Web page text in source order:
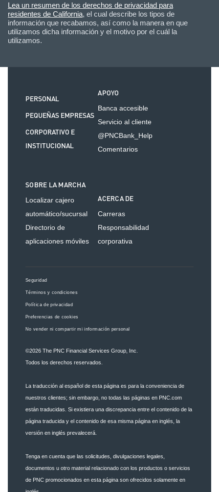
Lea un resumen de los derechos de privacidad para
residentes de California, el cual describe los tipos de
información que recabamos, así como la manera en que
utilizamos dicha información y el motivo por el cuál la
utilizamos.
PERSONAL
PEQUEÑAS EMPRESAS
CORPORATIVO E
INSTITUCIONAL
APOYO
Banca accesible
Servicio al cliente
@PNCBank_Help
Comentarios
SOBRE LA MARCHA
Localizar cajero
automático/sucursal
Directorio de
aplicaciones móviles
ACERCA DE
Carreras
Responsabilidad
corporativa
Seguridad
Términos y condiciones
Política de privacidad
Preferencias de cookies
No vender ni compartir mi información personal
©2026 The PNC Financial Services Group, Inc.
Todos los derechos reservados.
La traducción al español de esta página es para la conveniencia de
nuestros clientes; sin embargo, no todas las páginas en PNC.com
están traducidas. Si existiera una discrepancia entre el contenido de la
página traducida y el contenido de esa misma página en inglés, la
versión en inglés prevalecerá.
Tenga en cuenta que las solicitudes, divulgaciones legales,
documentos u otro material relacionado con los productos o servicios
de PNC promocionados en esta página son ofrecidos solamente en